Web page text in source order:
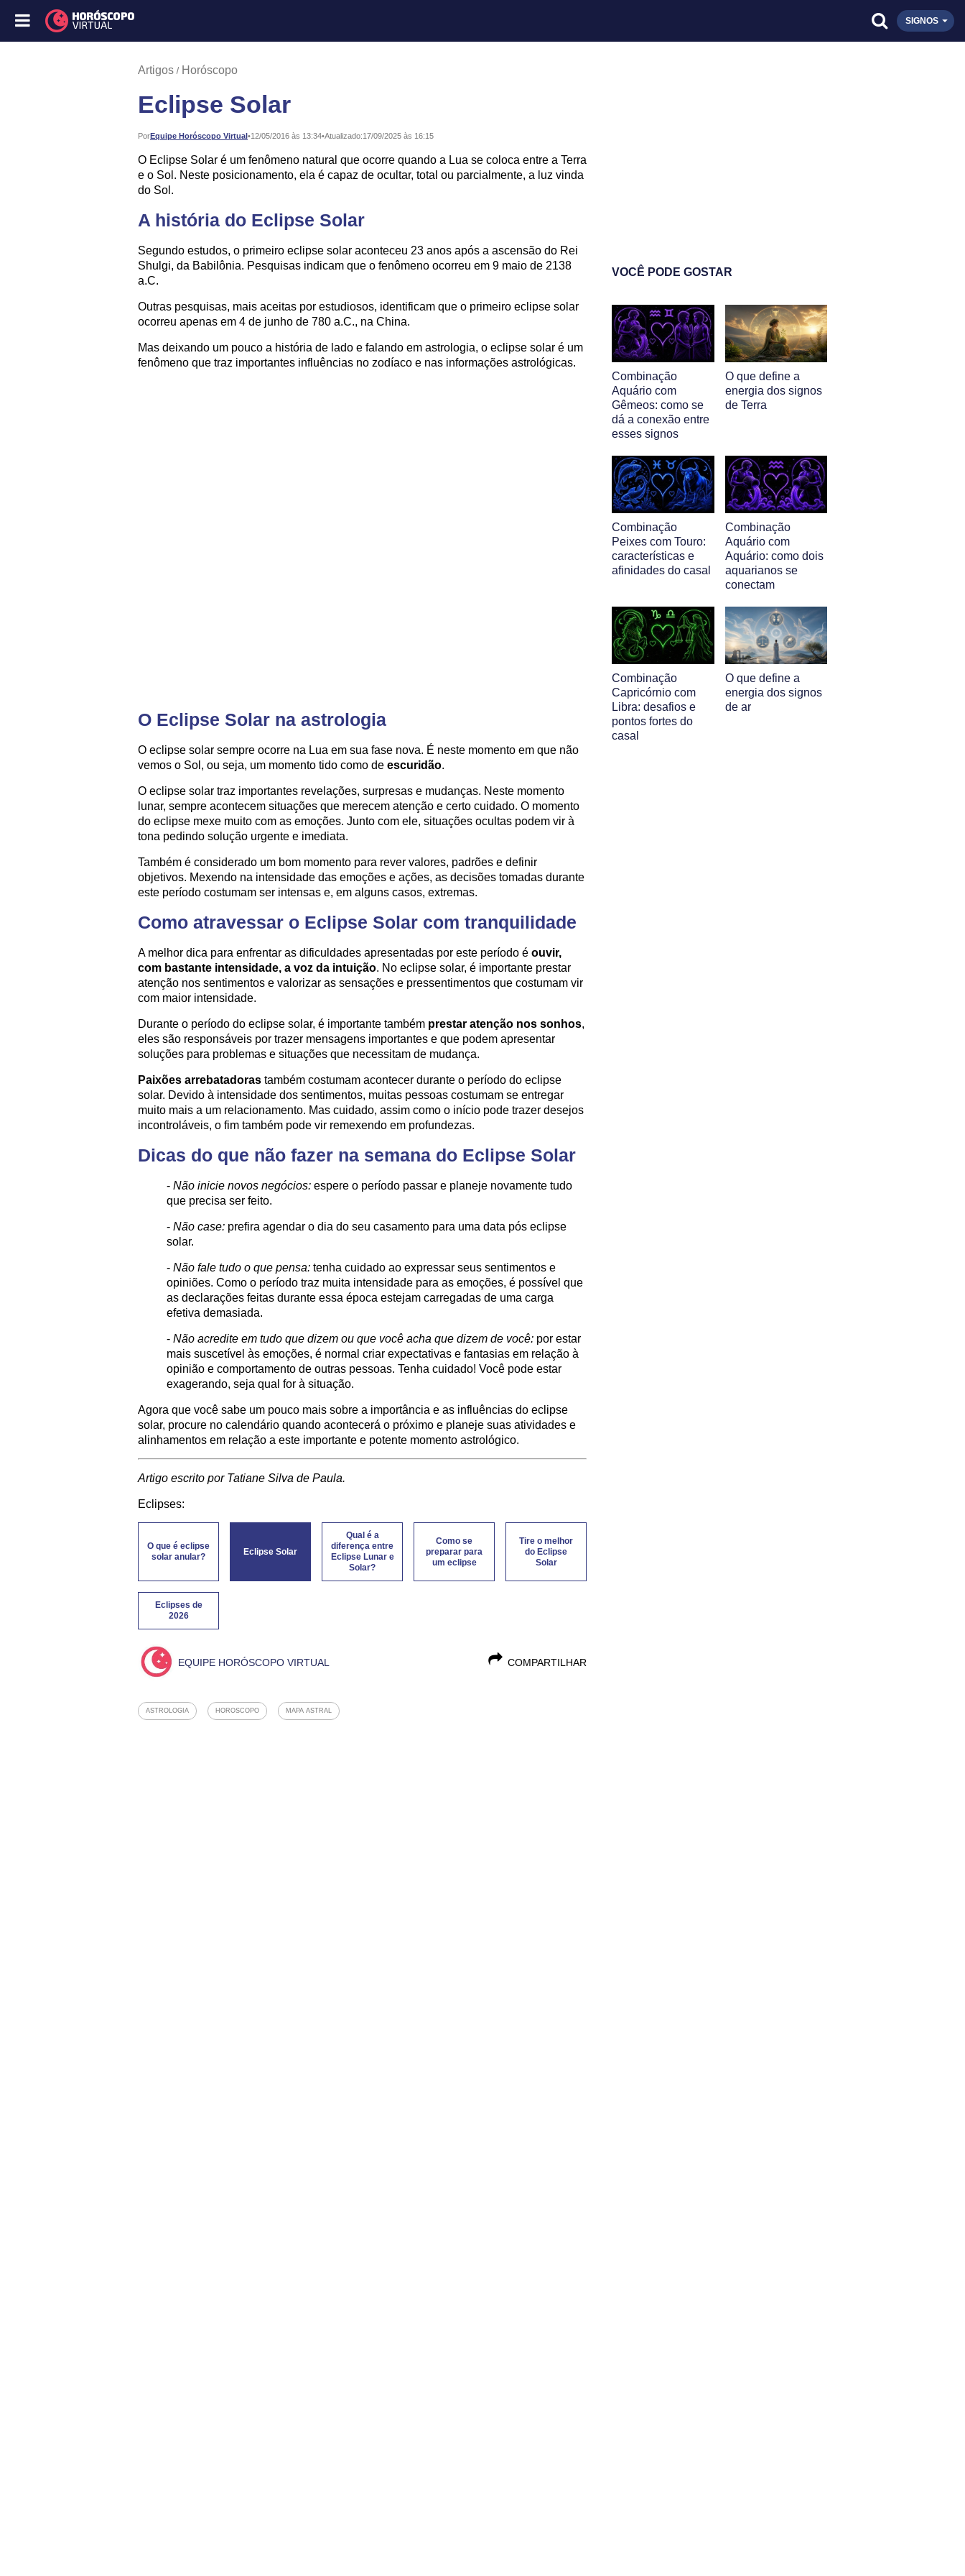
SIGNOS
Artigos Horóscopo
Eclipse Solar
PorEquipe Horóscopo Virtual•
Publicado: 12/05/2016 às 13:34•Atualizado:17/09/2025 às 16:15
O Eclipse Solar é um fenômeno natural que ocorre quando a Lua se coloca entre a Terra
e o Sol. Neste posicionamento, ela é capaz de ocultar, total ou parcialmente, a luz vinda
do Sol.
A história do Eclipse Solar
Segundo estudos, o primeiro eclipse solar aconteceu 23 anos após a ascensão do Rei
Shulgi, da Babilônia. Pesquisas indicam que o fenômeno ocorreu em 9 maio de 2138
a.C.
Outras pesquisas, mais aceitas por estudiosos, identificam que o primeiro eclipse solar
ocorreu apenas em 4 de junho de 780 a.C., na China.
Mas deixando um pouco a história de lado e falando em astrologia, o eclipse solar é um
fenômeno que traz importantes influências no zodíaco e nas informações astrológicas.
O Eclipse Solar na astrologia
O eclipse solar sempre ocorre na Lua em sua fase nova. É neste momento em que não
vemos o Sol, ou seja, um momento tido como de escuridão.
O eclipse solar traz importantes revelações, surpresas e mudanças. Neste momento
lunar, sempre acontecem situações que merecem atenção e certo cuidado. O momento
do eclipse mexe muito com as emoções. Junto com ele, situações ocultas podem vir à
tona pedindo solução urgente e imediata.
Também é considerado um bom momento para rever valores, padrões e definir
objetivos. Mexendo na intensidade das emoções e ações, as decisões tomadas durante
este período costumam ser intensas e, em alguns casos, extremas.
Como atravessar o Eclipse Solar com tranquilidade
A melhor dica para enfrentar as dificuldades apresentadas por este período é ouvir,
com bastante intensidade, a voz da intuição. No eclipse solar, é importante prestar
atenção nos sentimentos e valorizar as sensações e pressentimentos que costumam vir
com maior intensidade.
Durante o período do eclipse solar, é importante também prestar atenção nos sonhos,
eles são responsáveis por trazer mensagens importantes e que podem apresentar
soluções para problemas e situações que necessitam de mudança.
Paixões arrebatadoras também costumam acontecer durante o período do eclipse
solar. Devido à intensidade dos sentimentos, muitas pessoas costumam se entregar
muito mais a um relacionamento. Mas cuidado, assim como o início pode trazer desejos
incontroláveis, o fim também pode vir remexendo em profundezas.
Dicas do que não fazer na semana do Eclipse Solar
- Não inicie novos negócios: espere o período passar e planeje novamente tudo
que precisa ser feito.
- Não case: prefira agendar o dia do seu casamento para uma data pós eclipse
solar.
- Não fale tudo o que pensa: tenha cuidado ao expressar seus sentimentos e
opiniões. Como o período traz muita intensidade para as emoções, é possível que
as declarações feitas durante essa época estejam carregadas de uma carga
efetiva demasiada.
- Não acredite em tudo que dizem ou que você acha que dizem de você: por estar
mais suscetível às emoções, é normal criar expectativas e fantasias em relação à
opinião e comportamento de outras pessoas. Tenha cuidado! Você pode estar
exagerando, seja qual for à situação.
Agora que você sabe um pouco mais sobre a importância e as influências do eclipse
solar, procure no calendário quando acontecerá o próximo e planeje suas atividades e
alinhamentos em relação a este importante e potente momento astrológico.
Artigo escrito por Tatiane Silva de Paula.
Eclipses:
O que é eclipse
solar anular?
Eclipse Solar
Qual é a
diferença entre
Eclipse Lunar e
Solar?
Como se
preparar para
um eclipse
Tire o melhor
do Eclipse
Solar
Eclipses de
2026
COMPARTILHAR
EQUIPE HORÓSCOPO VIRTUAL
ASTROLOGIA HOROSCOPO MAPA ASTRAL
VOCÊ PODE GOSTAR
Combinação
Aquário com
Gêmeos: como se
dá a conexão entre
esses signos
O que define a
energia dos signos
de Terra
Combinação
Peixes com Touro:
características e
afinidades do casal
Combinação
Aquário com
Aquário: como dois
aquarianos se
conectam
Combinação
Capricórnio com
Libra: desafios e
pontos fortes do
casal
O que define a
energia dos signos
de ar